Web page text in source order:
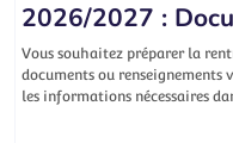
2026/2027 :
Vous souhaitez préparer la
documents ou renseignements
les informations nécessaires